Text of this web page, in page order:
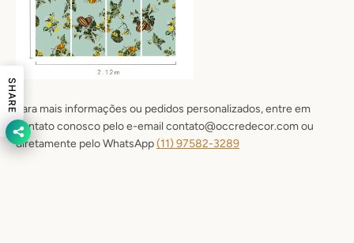
Para mais informações ou pedidos personalizados, entre em
contato conosco pelo e-email contato@occredecor.com ou
diretamente pelo WhatsApp(11) 97582-3289
SHARE